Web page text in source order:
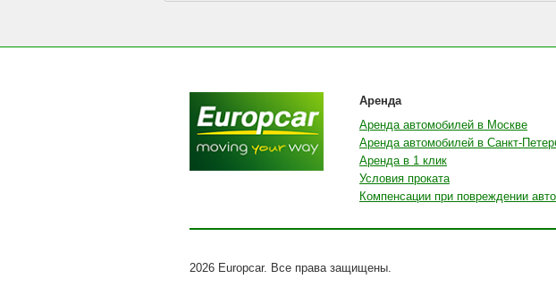
Аренда
Аренда автомобилей в Москве
Аренда автомобилей в Санкт-
Аренда в 1 клик
Условия проката
Компенсации при повреждении
2026 Europcar. Все права защищены.